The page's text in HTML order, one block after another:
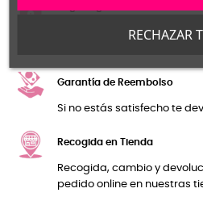
Certificado SSL para la
Garantía de Reembolso
Si no estás satisfecho te
Recogida en Tienda
Recogida, cambio y
pedido online en nuestras
RECHAZAR